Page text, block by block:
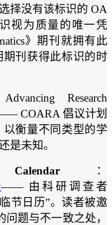
择没有该标识的 OA
视为质量的唯一凭
》期刊就拥有此
刊获得此标识的时
Research
COARA 倡议计划
衡量不同类型的学
是未知。
：
—— 由科研调查者
节日历”。读者被邀
题与不一致之处，